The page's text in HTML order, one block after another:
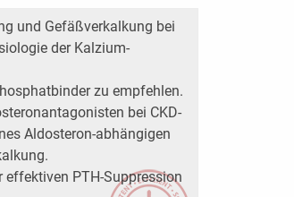
und Gefäßverkalkung bei
der Kalzium-
zu empfehlen.
bei CKD-
Aldosteron-abhängigen
PTH-Suppression